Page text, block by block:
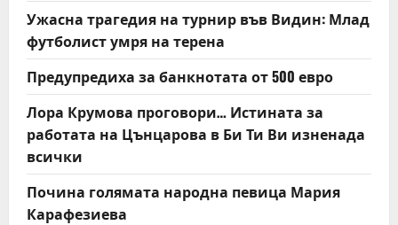
Ужасна трагедия на турнир във Видин: Млад
футболист умря на терена
Предупредиха за банкнотата от 500 евро
Лора Крумова проговори… Истината за
работата на Цънцарова в Би Ти Ви изненада
всички
Почина голямата народна певица Мария
Карафезиева